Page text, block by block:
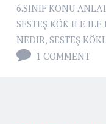
6.SINIF KONU
SESTEŞ KÖK ILE
NEDIR, SESTEŞ
1 COMMENT